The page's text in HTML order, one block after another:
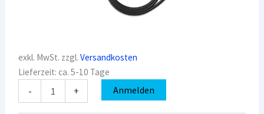
exkl. MwSt. zzgl.Versandkosten
Lieferzeit:ca. 5-10 Tage
-
MERC-
+ Anmelden